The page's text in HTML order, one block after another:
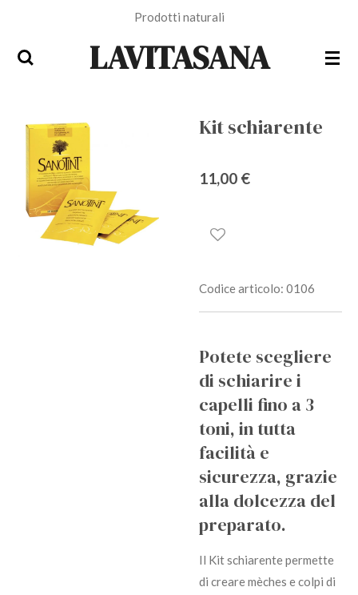
contenuto
LAVITASANA
Prodotti naturali
Kit schiarente
11,00 €
Codice articolo: 0106
Potete scegliere
di schiarire i
capelli fino a 3
toni, in tutta
facilità e
sicurezza, grazie
alla dolcezza del
preparato.
Il Kit schiarente permette
di creare mèches e colpi di